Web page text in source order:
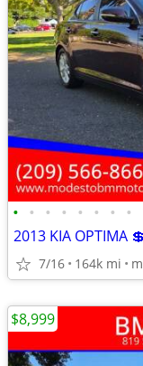
• • • • • • • •
2013 KIA OPTIMA
7/16 164k mi
$8,999